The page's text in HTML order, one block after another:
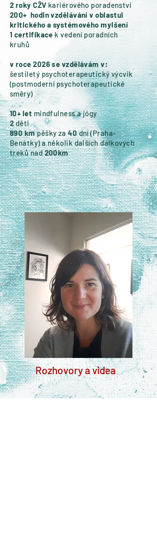
2 roky CŽV kariérového poradenství
200+ hodin vzdělávání v oblastui
kritického a systémového mylšení
1 certifikace k vedení poradních
kruhů
v roce 2026 se vzdělávám v:
šestiletý psychoterapeutický výcvik
(postmoderní psychoterapeutické
směry)
10+ let mindfulness a jógy
2děti
890 kmpěšky za40dní (Praha-
Benátky) a několik dalších dálkových
treků nad200km
Rozhovory a videa